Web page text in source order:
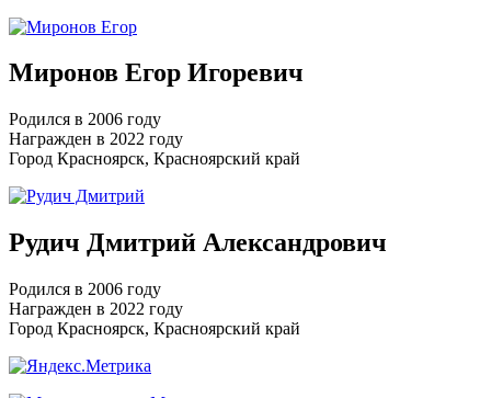
Миронов Егор Игоревич
Родился в 2006 году
Награжден в 2022 году
Город Красноярск, Красноярский край
Рудич Дмитрий Александрович
Родился в 2006 году
Награжден в 2022 году
Город Красноярск, Красноярский край